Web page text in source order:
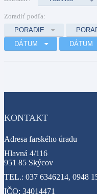
Zoradiť podľa:
PORADIE
DÁTUM
DÁTUM
KONTAKT
Adresa farského úradu
Hlavná 4/116
951 85 Skýcov
TEL.: 037 6346214, 0948
IČO: 34014471